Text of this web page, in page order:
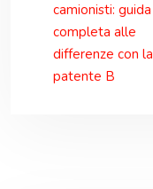
camionisti: guida
completa alle
differenze con la
patente B